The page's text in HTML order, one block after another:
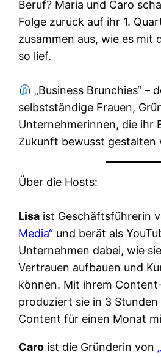
Beruf? Maria und Caro
Folge zurück auf ihr 1.
zusammen aus, wie es mit
so lief.
„Business Brunchies“ –
selbstständige Frauen,
Unternehmerinnen, die ihr
Zukunft bewusst gestalten
Über die Hosts:
Lisa ist Geschäftsführerin
Media“ und berät als
Unternehmen dabei, wie
Vertrauen aufbauen und
können. Mit ihrem
produziert sie in 3
Content für einen Monat
Caro ist die Gründerin von